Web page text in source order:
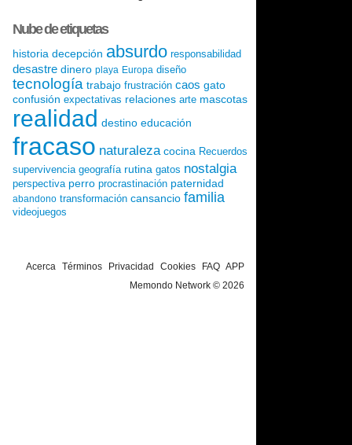
Nube de etiquetas
historia decepción absurdo responsabilidad
desastre dinero playa Europa diseño
tecnología trabajo frustración caos gato
confusión expectativas relaciones arte mascotas
realidad destino educación
fracaso naturaleza cocina Recuerdos
supervivencia geografía rutina gatos nostalgia
perspectiva perro procrastinación paternidad
abandono transformación cansancio familia
videojuegos
Acerca Términos Privacidad Cookies FAQ APP
Memondo Network © 2026